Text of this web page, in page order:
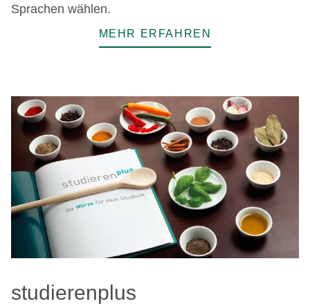
Sprachen wählen.
MEHR ERFAHREN
studierenplus